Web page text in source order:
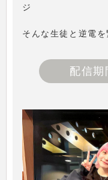
ジ
そんな生徒と逆電を
配信期